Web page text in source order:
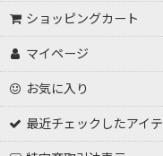
ショッピングカート
マイページ
お気に入り
最近チェックしたアイ